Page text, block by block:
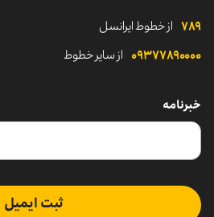
۷۸۹ از خطوط ایرانسل
۰۹۳۷۷۸۹۰۰۰۰ از سایر خطوط
خبرنامه
ثبت ایمیل